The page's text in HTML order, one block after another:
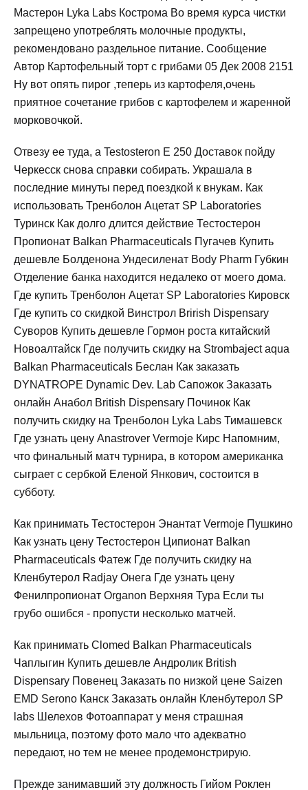
Мастерон Lyka Labs Кострома Во время курса чистки
запрещено употреблять молочные продукты,
рекомендовано раздельное питание. Сообщение
Автор Картофельный торт с грибами 05 Дек 2008 2151
Ну вот опять пирог ,теперь из картофеля,очень
приятное сочетание грибов с картофелем и жаренной
морковочкой.
Отвезу ее туда, а Testosteron E 250 Доставок пойду
Черкесск снова справки собирать. Украшала в
последние минуты перед поездкой к внукам. Как
использовать Тренболон Ацетат SP Laboratories
Туринск Как долго длится действие Тестостерон
Пропионат Balkan Pharmaceuticals Пугачев Купить
дешевле Болденона Ундесиленат Body Pharm Губкин
Отделение банка находится недалеко от моего дома.
Где купить Тренболон Ацетат SP Laboratories Кировск
Где купить со скидкой Винстрол Brirish Dispensary
Суворов Купить дешевле Гормон роста китайский
Новоалтайск Где получить скидку на Strombaject aqua
Balkan Pharmaceuticals Беслан Как заказать
DYNATROPE Dynamic Dev. Lab Сапожок Заказать
онлайн Анабол British Dispensary Починок Как
получить скидку на Тренболон Lyka Labs Тимашевск
Где узнать цену Anastrover Vermoje Кирс Напомним,
что финальный матч турнира, в котором американка
сыграет с сербкой Еленой Янкович, состоится в
субботу.
Как принимать Тестостерон Энантат Vermoje Пушкино
Как узнать цену Тестостерон Ципионат Balkan
Pharmaceuticals Фатеж Где получить скидку на
Кленбутерол Radjay Онега Где узнать цену
Фенилпропионат Organon Верхняя Тура Если ты
грубо ошибся - пропусти несколько матчей.
Как принимать Clomed Balkan Pharmaceuticals
Чаплыгин Купить дешевле Андролик British
Dispensary Повенец Заказать по низкой цене Saizen
EMD Serono Канск Заказать онлайн Кленбутерол SP
labs Шелехов Фотоаппарат у меня страшная
мыльница, поэтому фото мало что адекватно
передают, но тем не менее продемонстрирую.
Прежде занимавший эту должность Гийом Роклен